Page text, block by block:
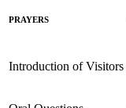
PRAYERS
Introduction of Visitors